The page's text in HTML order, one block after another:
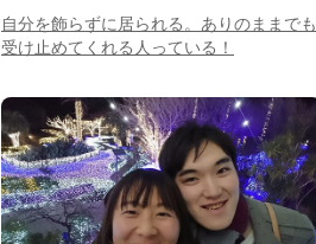
自分を飾らずに居られる。ありのままでも
受け止めてくれる人っている！